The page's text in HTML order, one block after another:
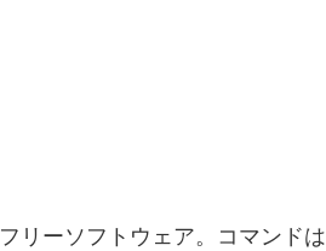
リーソフトウェア。コマンドは